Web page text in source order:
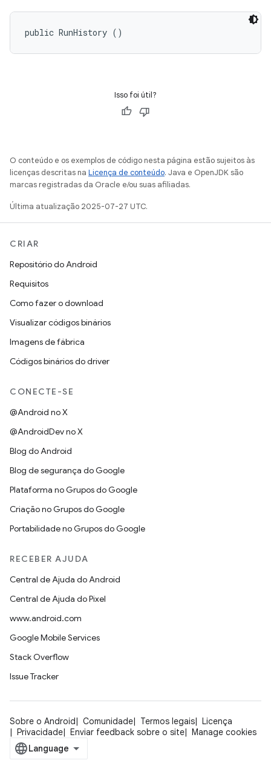
public RunHistory ()
Isso foi útil?
O conteúdo e os exemplos de código nesta página estão sujeitos às
licenças descritas na Licença de conteúdo. Java e OpenJDK são
marcas registradas da Oracle e/ou suas afiliadas.
Última atualização 2025-07-27 UTC.
CRIAR
Repositório do Android
Requisitos
Como fazer o download
Visualizar códigos binários
Imagens de fábrica
Códigos binários do driver
CONECTE-SE
@Android no X
@AndroidDev no X
Blog do Android
Blog de segurança do Google
Plataforma no Grupos do Google
Criação no Grupos do Google
Portabilidade no Grupos do Google
RECEBER AJUDA
Central de Ajuda do Android
Central de Ajuda do Pixel
www.android.com
Google Mobile Services
Stack Overflow
Issue Tracker
Sobre o Android Comunidade Termos legais
Licença
Privacidade
Enviar feedback sobre o site Manage cookies